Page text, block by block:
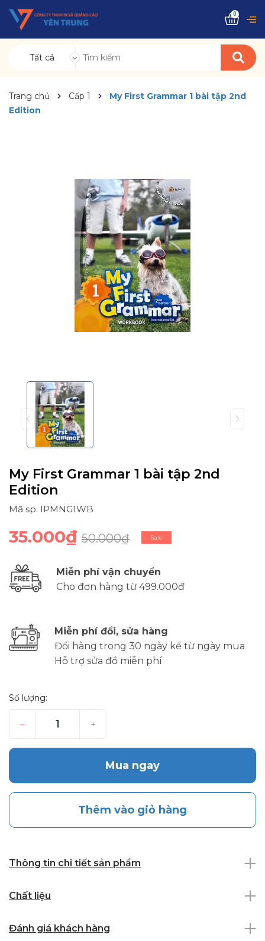
Tất cả
0
Trang chủ Cấp 1
My First Grammar 1 bài tập 2nd
Edition
My First Grammar 1 bài tập 2nd
Edition
Mã sp: IPMNG1WB
35.000₫ 50.000₫ Sale
Miễn phí vận chuyển
Cho đơn hàng từ 499.000đ
Miễn phí đổi, sửa hàng
Đổi hàng trong 30 ngày kể từ ngày mua
Hỗ trợ sửa đồ miễn phí
Số lượng:
– +
Mua ngay
Thêm vào giỏ hàng
Thông tin chi tiết sản phẩm
Chất liệu
Đánh giá khách hàng